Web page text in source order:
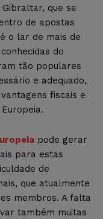
que se
de apostas
o lar de mais de
do
tão populares
e adequado,
fiscais e
pode gerar
para estas
de
que atualmente
membros. A falta
também muitas